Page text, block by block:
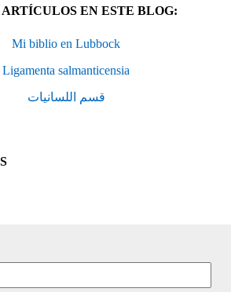
ARTÍCULOS EN ESTE BLOG:
Mi biblio en Lubbock
Ligamenta salmanticensia
قسم اللسانيات